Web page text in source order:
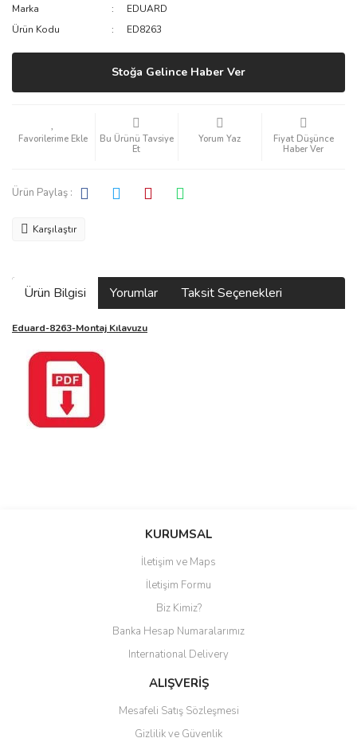
Marka
EDUARD
Ürün Kodu
ED8263
Stoğa Gelince Haber Ver
Bu Ürünü Tavsiye
Et
Yorum Yaz
Fiyat Düşünce
Haber Ver
Ürün Paylaş :
Karşılaştır
Ürün Bilgisi Yorumlar Taksit Seçenekleri
Eduard-8263-Montaj Kılavuzu
Bu ürüne ilk yorumu siz yapın!
Yorum Yaz
KURUMSAL
İletişim ve Maps
İletişim Formu
Biz Kimiz?
Banka Hesap Numaralarımız
International Delivery
ALIŞVERİŞ
Mesafeli Satış Sözleşmesi
Gizlilik ve Güvenlik